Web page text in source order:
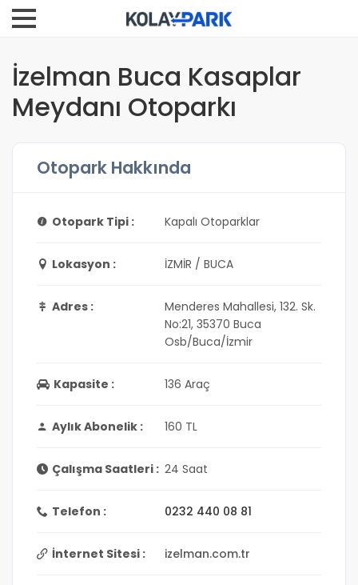
İzelman Buca Kasaplar
Meydanı Otoparkı
Otopark Hakkında
Otopark Tipi : Kapalı Otoparklar
Lokasyon : İZMİR / BUCA
Adres :
Menderes Mahallesi, 132. Sk.
No:21, 35370 Buca
Osb/Buca/İzmir
Kapasite : 136 Araç
Aylık Abonelik : 160 TL
Çalışma Saatleri : 24 Saat
Telefon : 0232 440 08 81
İnternet Sitesi : izelman.com.tr